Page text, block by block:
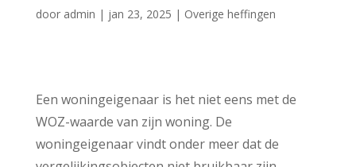
door admin | jan 23, 2025 | Overige heffingen
Een woningeigenaar is het niet eens met de
WOZ-waarde van zijn woning. De
woningeigenaar vindt onder meer dat de